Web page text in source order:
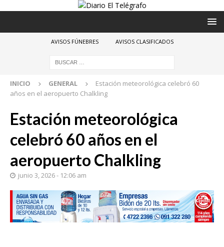
AVISOS FÚNEBRES AVISOS CLASIFICADOS
INICIO GENERAL
Estación meteorológica celebró 60
años en el aeropuerto Chalkling
Estación meteorológica
celebró 60 años en el
aeropuerto Chalkling
junio 3, 2026 - 12:06 am